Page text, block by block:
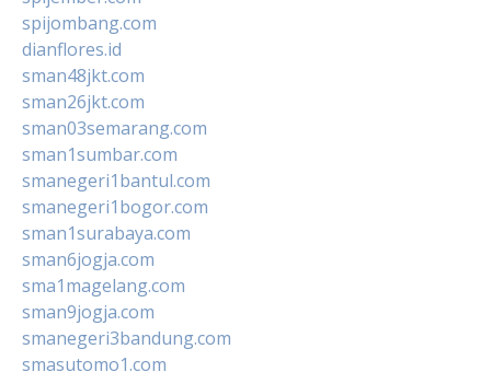
spijombang.com
dianflores.id
sman48jkt.com
sman26jkt.com
sman03semarang.com
sman1sumbar.com
smanegeri1bantul.com
smanegeri1bogor.com
sman1surabaya.com
sman6jogja.com
sma1magelang.com
sman9jogja.com
smanegeri3bandung.com
smasutomo1.com